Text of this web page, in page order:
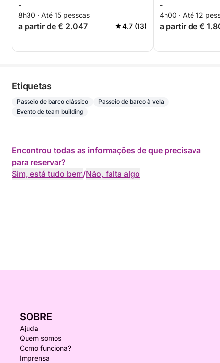
-
8h30 · Até 15 pessoas
a partir de € 2.047 4.7 (13)
Ischia e
Marina di Stabia
-
4h00 · Até 12
a partir de €
Etiquetas
Passeio de barco clássico
Passeio de barco à vela
Evento de team building
Encontrou todas as informações de que precisava
para reservar?
Sim, está tudo bem/Não, falta algo
SOBRE
Ajuda
Quem somos
Como funciona?
Imprensa